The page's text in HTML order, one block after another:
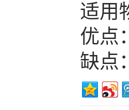
适用
优点
缺点